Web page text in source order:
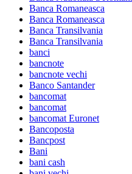
Banca Romaneasca
Banca Romaneasca
Banca Transilvania
Banca Transilvania
banci
bancnote
bancnote vechi
Banco Santander
bancomat
bancomat
bancomat Euronet
Bancoposta
Bancpost
Bani
bani cash